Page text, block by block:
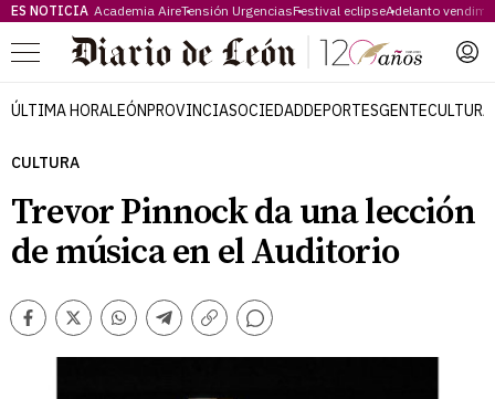
ES NOTICIA Academia AireTensión UrgenciasFestival eclipseAdelanto
Menú
ÚLTIMA HORALEÓNPROVINCIASOCIEDADDEPORTESGENTECULTURA
CULTURA
Trevor Pinnock da una lección
de música en el Auditorio
Facebook
TwitterWhatsappTelegram
Copiar
Comentarios